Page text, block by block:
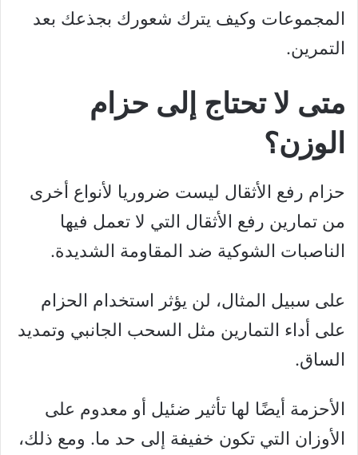
المجموعات وكيف يترك شعورك بجذعك بعد
التمرين.
متى لا تحتاج إلى حزام
الوزن؟
حزام رفع الأثقال ليست ضروريا لأنواع أخرى
من تمارين رفع الأثقال التي لا تعمل فيها
الناصبات الشوكية ضد المقاومة الشديدة.
على سبيل المثال، لن يؤثر استخدام الحزام
على أداء التمارين مثل السحب الجانبي وتمديد
الساق.
الأحزمة أيضًا لها تأثير ضئيل أو معدوم على
الأوزان التي تكون خفيفة إلى حد ما. ومع ذلك،